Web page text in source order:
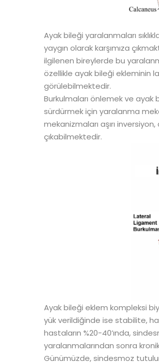
Ayak bileği yaralanmaları
yaygın olarak karşımıza
ilgilenen bireylerde bu
özellikle ayak bileği ekleminin
görülebilmektedir.
Burkulmaları önlemek ve
sürdürmek için yaralanma
mekanizmaları aşırı
çıkabilmektedir.
Ayak bileği eklem kompleksi
yük verildiğinde ise stabilite,
hastaların %20-40’ında,
yaralanmalarından sonra
Günümüzde, sindesmoz